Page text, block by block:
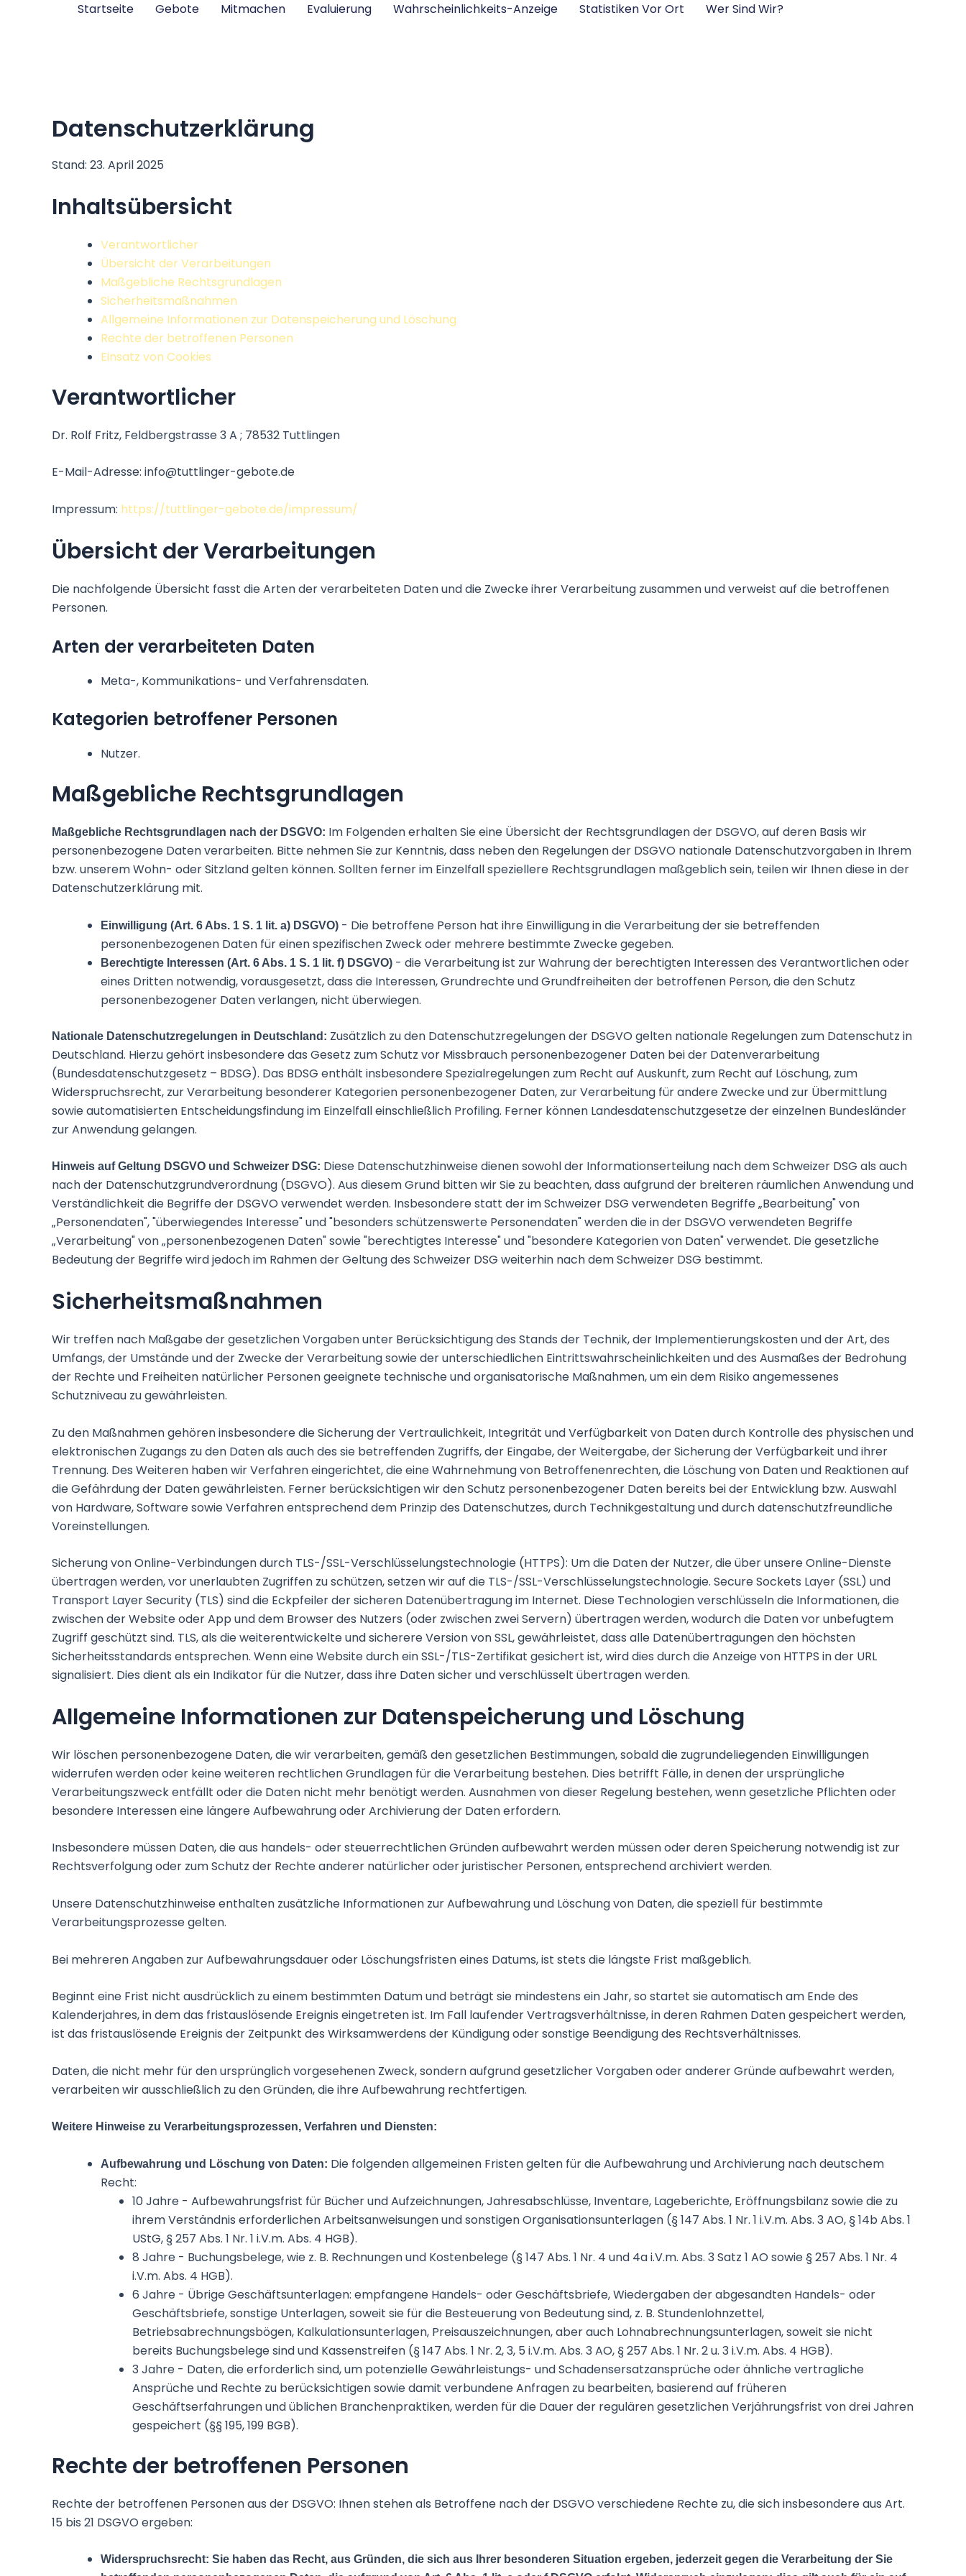
Startseite Gebote Mitmachen Evaluierung Wahrscheinlichkeits-Anzeige Statistiken Vor Ort Wer Sind Wir?
Datenschutzerklärung
Stand: 23. April 2025
Inhaltsübersicht
Verantwortlicher
Übersicht der Verarbeitungen
Maßgebliche Rechtsgrundlagen
Sicherheitsmaßnahmen
Allgemeine Informationen zur Datenspeicherung und Löschung
Rechte der betroffenen Personen
Einsatz von Cookies
Verantwortlicher
Dr. Rolf Fritz, Feldbergstrasse 3 A ; 78532 Tuttlingen
E-Mail-Adresse: info@tuttlinger-gebote.de
Impressum: https://tuttlinger-gebote.de/impressum/
Übersicht der Verarbeitungen
Die nachfolgende Übersicht fasst die Arten der verarbeiteten Daten und die Zwecke ihrer Verarbeitung zusammen und verweist auf die betroffenen
Personen.
Arten der verarbeiteten Daten
Meta-, Kommunikations- und Verfahrensdaten.
Kategorien betroffener Personen
Nutzer.
Maßgebliche Rechtsgrundlagen
Maßgebliche Rechtsgrundlagen nach der DSGVO: Im Folgenden erhalten Sie eine Übersicht der Rechtsgrundlagen der DSGVO, auf deren Basis wir
personenbezogene Daten verarbeiten. Bitte nehmen Sie zur Kenntnis, dass neben den Regelungen der DSGVO nationale Datenschutzvorgaben in Ihrem
bzw. unserem Wohn- oder Sitzland gelten können. Sollten ferner im Einzelfall speziellere Rechtsgrundlagen maßgeblich sein, teilen wir Ihnen diese in der
Datenschutzerklärung mit.
Einwilligung (Art. 6 Abs. 1 S. 1 lit. a) DSGVO) - Die betroffene Person hat ihre Einwilligung in die Verarbeitung der sie betreffenden
personenbezogenen Daten für einen spezifischen Zweck oder mehrere bestimmte Zwecke gegeben.
Berechtigte Interessen (Art. 6 Abs. 1 S. 1 lit. f) DSGVO) - die Verarbeitung ist zur Wahrung der berechtigten Interessen des Verantwortlichen oder
eines Dritten notwendig, vorausgesetzt, dass die Interessen, Grundrechte und Grundfreiheiten der betroffenen Person, die den Schutz
personenbezogener Daten verlangen, nicht überwiegen.
Nationale Datenschutzregelungen in Deutschland: Zusätzlich zu den Datenschutzregelungen der DSGVO gelten nationale Regelungen zum Datenschutz in
Deutschland. Hierzu gehört insbesondere das Gesetz zum Schutz vor Missbrauch personenbezogener Daten bei der Datenverarbeitung
(Bundesdatenschutzgesetz – BDSG). Das BDSG enthält insbesondere Spezialregelungen zum Recht auf Auskunft, zum Recht auf Löschung, zum
Widerspruchsrecht, zur Verarbeitung besonderer Kategorien personenbezogener Daten, zur Verarbeitung für andere Zwecke und zur Übermittlung
sowie automatisierten Entscheidungsfindung im Einzelfall einschließlich Profiling. Ferner können Landesdatenschutzgesetze der einzelnen Bundesländer
zur Anwendung gelangen.
Hinweis auf Geltung DSGVO und Schweizer DSG: Diese Datenschutzhinweise dienen sowohl der Informationserteilung nach dem Schweizer DSG als auch
nach der Datenschutzgrundverordnung (DSGVO). Aus diesem Grund bitten wir Sie zu beachten, dass aufgrund der breiteren räumlichen Anwendung und
Verständlichkeit die Begriffe der DSGVO verwendet werden. Insbesondere statt der im Schweizer DSG verwendeten Begriffe „Bearbeitung" von
„Personendaten", "überwiegendes Interesse" und "besonders schützenswerte Personendaten" werden die in der DSGVO verwendeten Begriffe
„Verarbeitung" von „personenbezogenen Daten" sowie "berechtigtes Interesse" und "besondere Kategorien von Daten" verwendet. Die gesetzliche
Bedeutung der Begriffe wird jedoch im Rahmen der Geltung des Schweizer DSG weiterhin nach dem Schweizer DSG bestimmt.
Sicherheitsmaßnahmen
Wir treffen nach Maßgabe der gesetzlichen Vorgaben unter Berücksichtigung des Stands der Technik, der Implementierungskosten und der Art, des
Umfangs, der Umstände und der Zwecke der Verarbeitung sowie der unterschiedlichen Eintrittswahrscheinlichkeiten und des Ausmaßes der Bedrohung
der Rechte und Freiheiten natürlicher Personen geeignete technische und organisatorische Maßnahmen, um ein dem Risiko angemessenes
Schutzniveau zu gewährleisten.
Zu den Maßnahmen gehören insbesondere die Sicherung der Vertraulichkeit, Integrität und Verfügbarkeit von Daten durch Kontrolle des physischen und
elektronischen Zugangs zu den Daten als auch des sie betreffenden Zugriffs, der Eingabe, der Weitergabe, der Sicherung der Verfügbarkeit und ihrer
Trennung. Des Weiteren haben wir Verfahren eingerichtet, die eine Wahrnehmung von Betroffenenrechten, die Löschung von Daten und Reaktionen auf
die Gefährdung der Daten gewährleisten. Ferner berücksichtigen wir den Schutz personenbezogener Daten bereits bei der Entwicklung bzw. Auswahl
von Hardware, Software sowie Verfahren entsprechend dem Prinzip des Datenschutzes, durch Technikgestaltung und durch datenschutzfreundliche
Voreinstellungen.
Sicherung von Online-Verbindungen durch TLS-/SSL-Verschlüsselungstechnologie (HTTPS): Um die Daten der Nutzer, die über unsere Online-Dienste
übertragen werden, vor unerlaubten Zugriffen zu schützen, setzen wir auf die TLS-/SSL-Verschlüsselungstechnologie. Secure Sockets Layer (SSL) und
Transport Layer Security (TLS) sind die Eckpfeiler der sicheren Datenübertragung im Internet. Diese Technologien verschlüsseln die Informationen, die
zwischen der Website oder App und dem Browser des Nutzers (oder zwischen zwei Servern) übertragen werden, wodurch die Daten vor unbefugtem
Zugriff geschützt sind. TLS, als die weiterentwickelte und sicherere Version von SSL, gewährleistet, dass alle Datenübertragungen den höchsten
Sicherheitsstandards entsprechen. Wenn eine Website durch ein SSL-/TLS-Zertifikat gesichert ist, wird dies durch die Anzeige von HTTPS in der URL
signalisiert. Dies dient als ein Indikator für die Nutzer, dass ihre Daten sicher und verschlüsselt übertragen werden.
Allgemeine Informationen zur Datenspeicherung und Löschung
Wir löschen personenbezogene Daten, die wir verarbeiten, gemäß den gesetzlichen Bestimmungen, sobald die zugrundeliegenden Einwilligungen
widerrufen werden oder keine weiteren rechtlichen Grundlagen für die Verarbeitung bestehen. Dies betrifft Fälle, in denen der ursprüngliche
Verarbeitungszweck entfällt oder die Daten nicht mehr benötigt werden. Ausnahmen von dieser Regelung bestehen, wenn gesetzliche Pflichten oder
besondere Interessen eine längere Aufbewahrung oder Archivierung der Daten erfordern.
Insbesondere müssen Daten, die aus handels- oder steuerrechtlichen Gründen aufbewahrt werden müssen oder deren Speicherung notwendig ist zur
Rechtsverfolgung oder zum Schutz der Rechte anderer natürlicher oder juristischer Personen, entsprechend archiviert werden.
Unsere Datenschutzhinweise enthalten zusätzliche Informationen zur Aufbewahrung und Löschung von Daten, die speziell für bestimmte
Verarbeitungsprozesse gelten.
Bei mehreren Angaben zur Aufbewahrungsdauer oder Löschungsfristen eines Datums, ist stets die längste Frist maßgeblich.
Beginnt eine Frist nicht ausdrücklich zu einem bestimmten Datum und beträgt sie mindestens ein Jahr, so startet sie automatisch am Ende des
Kalenderjahres, in dem das fristauslösende Ereignis eingetreten ist. Im Fall laufender Vertragsverhältnisse, in deren Rahmen Daten gespeichert werden,
ist das fristauslösende Ereignis der Zeitpunkt des Wirksamwerdens der Kündigung oder sonstige Beendigung des Rechtsverhältnisses.
Daten, die nicht mehr für den ursprünglich vorgesehenen Zweck, sondern aufgrund gesetzlicher Vorgaben oder anderer Gründe aufbewahrt werden,
verarbeiten wir ausschließlich zu den Gründen, die ihre Aufbewahrung rechtfertigen.
Weitere Hinweise zu Verarbeitungsprozessen, Verfahren und Diensten:
Aufbewahrung und Löschung von Daten: Die folgenden allgemeinen Fristen gelten für die Aufbewahrung und Archivierung nach deutschem
Recht:
10 Jahre - Aufbewahrungsfrist für Bücher und Aufzeichnungen, Jahresabschlüsse, Inventare, Lageberichte, Eröffnungsbilanz sowie die zu
ihrem Verständnis erforderlichen Arbeitsanweisungen und sonstigen Organisationsunterlagen (§ 147 Abs. 1 Nr. 1 i.V.m. Abs. 3 AO, § 14b Abs. 1
UStG, § 257 Abs. 1 Nr. 1 i.V.m. Abs. 4 HGB).
8 Jahre - Buchungsbelege, wie z. B. Rechnungen und Kostenbelege (§ 147 Abs. 1 Nr. 4 und 4a i.V.m. Abs. 3 Satz 1 AO sowie § 257 Abs. 1 Nr. 4
i.V.m. Abs. 4 HGB).
6 Jahre - Übrige Geschäftsunterlagen: empfangene Handels- oder Geschäftsbriefe, Wiedergaben der abgesandten Handels- oder
Geschäftsbriefe, sonstige Unterlagen, soweit sie für die Besteuerung von Bedeutung sind, z. B. Stundenlohnzettel,
Betriebsabrechnungsbögen, Kalkulationsunterlagen, Preisauszeichnungen, aber auch Lohnabrechnungsunterlagen, soweit sie nicht
bereits Buchungsbelege sind und Kassenstreifen (§ 147 Abs. 1 Nr. 2, 3, 5 i.V.m. Abs. 3 AO, § 257 Abs. 1 Nr. 2 u. 3 i.V.m. Abs. 4 HGB).
3 Jahre - Daten, die erforderlich sind, um potenzielle Gewährleistungs- und Schadensersatzansprüche oder ähnliche vertragliche
Ansprüche und Rechte zu berücksichtigen sowie damit verbundene Anfragen zu bearbeiten, basierend auf früheren
Geschäftserfahrungen und üblichen Branchenpraktiken, werden für die Dauer der regulären gesetzlichen Verjährungsfrist von drei Jahren
gespeichert (§§ 195, 199 BGB).
Rechte der betroffenen Personen
Rechte der betroffenen Personen aus der DSGVO: Ihnen stehen als Betroffene nach der DSGVO verschiedene Rechte zu, die sich insbesondere aus Art.
15 bis 21 DSGVO ergeben:
Widerspruchsrecht: Sie haben das Recht, aus Gründen, die sich aus Ihrer besonderen Situation ergeben, jederzeit gegen die Verarbeitung der Sie